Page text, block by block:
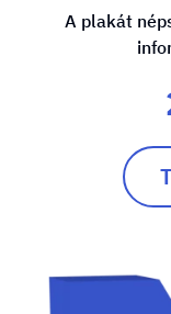
A plakát